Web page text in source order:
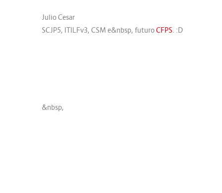
Julio Cesar
SCJP5, ITILFv3, CSM e&nbsp, futuroCFPS. :D
&nbsp,